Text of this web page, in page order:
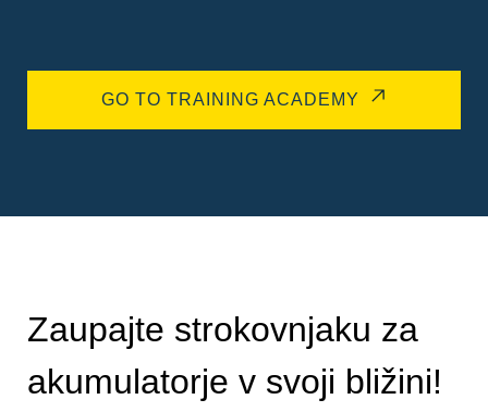
GO TO TRAINING ACADEMY
Zaupajte strokovnjaku za
akumulatorje v svoji bližini!